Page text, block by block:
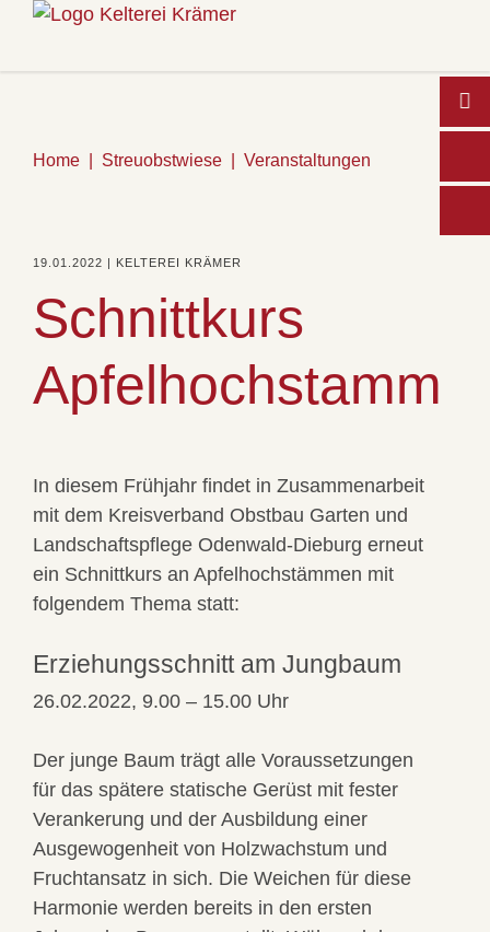
Home Streuobstwiese Veranstaltungen
19.01.2022 | KELTEREI KRÄMER
Schnittkurs
Apfelhochstamm
In diesem Frühjahr findet in Zusammenarbeit
mit dem Kreisverband Obstbau Garten und
Landschaftspflege Odenwald-Dieburg erneut
ein Schnittkurs an Apfelhochstämmen mit
folgendem Thema statt:
Erziehungsschnitt am Jungbaum
26.02.2022, 9.00 – 15.00 Uhr
Der junge Baum trägt alle Voraussetzungen
für das spätere statische Gerüst mit fester
Verankerung und der Ausbildung einer
Ausgewogenheit von Holzwachstum und
Fruchtansatz in sich. Die Weichen für diese
Harmonie werden bereits in den ersten